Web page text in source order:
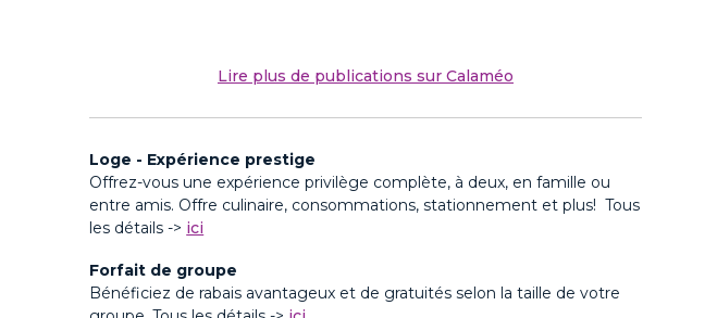
Lire plus de publications sur Calaméo
Loge - Expérience prestige
Offrez-vous une expérience privilège complète, à deux, en famille ou
entre amis. Offre culinaire, consommations, stationnement et plus! Tous
les détails -> ici
Forfait de groupe
Bénéficiez de rabais avantageux et de gratuités selon la taille de votre